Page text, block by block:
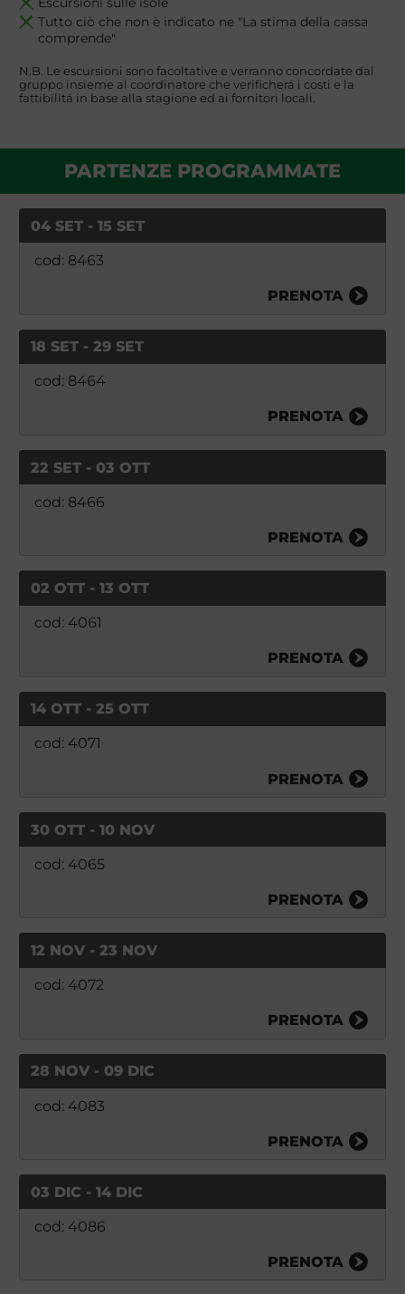
Tutto ciò che non è indicato ne "La stima della cassa
comprende"
N.B. Le escursioni sono facoltative e verranno concordate dal
gruppo insieme al coordinatore che verificherá i costi e la
fattibilitá in base alla stagione ed ai fornitori locali.
PARTENZE PROGRAMMATE
04 SET - 15 SET
cod: 8463
PRENOTA
18 SET - 29 SET
cod: 8464
PRENOTA
22 SET - 03 OTT
cod: 8466
PRENOTA
02 OTT - 13 OTT
cod: 4061
PRENOTA
14 OTT - 25 OTT
cod: 4071
PRENOTA
30 OTT - 10 NOV
cod: 4065
PRENOTA
12 NOV - 23 NOV
cod: 4072
PRENOTA
28 NOV - 09 DIC
cod: 4083
PRENOTA
03 DIC - 14 DIC
cod: 4086
PRENOTA